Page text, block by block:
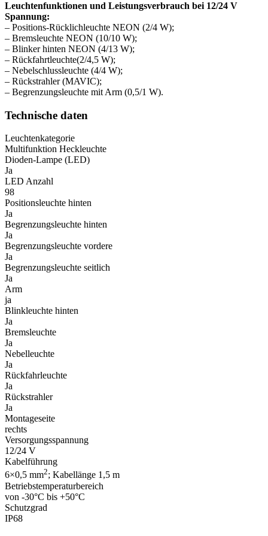
Leuchtenfunktionen und Leistungsverbrauch bei 12/24 V
Spannung:
– Positions-Rücklichleuchte NEON (2/4 W);
– Bremsleuchte NEON (10/10 W);
– Blinker hinten NEON (4/13 W);
– Rückfahrtleuchte(2/4,5 W);
– Nebelschlussleuchte (4/4 W);
– Rückstrahler (MAVIC);
– Begrenzungsleuchte mit Arm (0,5/1 W).
Technische daten
Leuchtenkategorie
Multifunktion Heckleuchte
Dioden-Lampe (LED)
Ja
LED Anzahl
98
Positionsleuchte hinten
Ja
Begrenzungsleuchte hinten
Ja
Begrenzungsleuchte vordere
Ja
Begrenzungsleuchte seitlich
Ja
Arm
ja
Blinkleuchte hinten
Ja
Bremsleuchte
Ja
Nebelleuchte
Ja
Rückfahrleuchte
Ja
Rückstrahler
Ja
Montageseite
rechts
Versorgungsspannung
12/24 V
Kabelführung
6×0,5 mm2; Kabellänge 1,5 m
Betriebstemperaturbereich
von -30°C bis +50°C
Schutzgrad
IP68